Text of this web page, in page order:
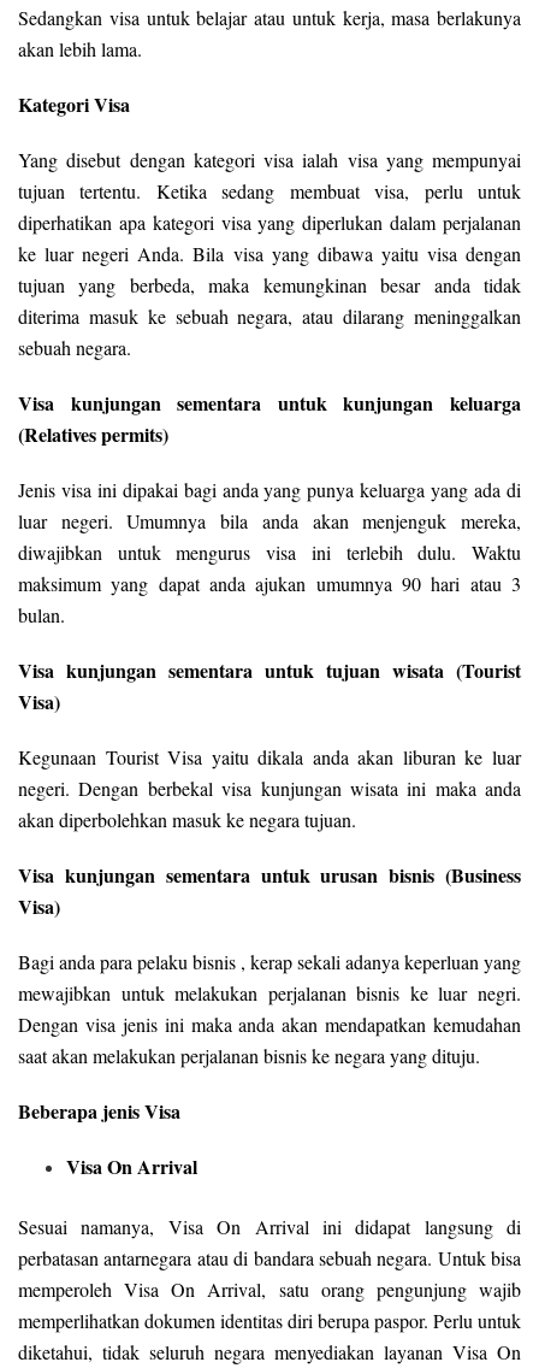
Sedangkan visa untuk belajar atau untuk kerja, masa berlakunya
akan lebih lama.
Kategori Visa
Yang disebut dengan kategori visa ialah visa yang mempunyai
tujuan tertentu. Ketika sedang membuat visa, perlu untuk
diperhatikan apa kategori visa yang diperlukan dalam perjalanan
ke luar negeri Anda. Bila visa yang dibawa yaitu visa dengan
tujuan yang berbeda, maka kemungkinan besar anda tidak
diterima masuk ke sebuah negara, atau dilarang meninggalkan
sebuah negara.
Visa kunjungan sementara untuk kunjungan keluarga
(Relatives permits)
Jenis visa ini dipakai bagi anda yang punya keluarga yang ada di
luar negeri. Umumnya bila anda akan menjenguk mereka,
diwajibkan untuk mengurus visa ini terlebih dulu. Waktu
maksimum yang dapat anda ajukan umumnya 90 hari atau 3
bulan.
Visa kunjungan sementara untuk tujuan wisata (Tourist
Visa)
Kegunaan Tourist Visa yaitu dikala anda akan liburan ke luar
negeri. Dengan berbekal visa kunjungan wisata ini maka anda
akan diperbolehkan masuk ke negara tujuan.
Visa kunjungan sementara untuk urusan bisnis (Business
Visa)
Bagi anda para pelaku bisnis , kerap sekali adanya keperluan yang
mewajibkan untuk melakukan perjalanan bisnis ke luar negri.
Dengan visa jenis ini maka anda akan mendapatkan kemudahan
saat akan melakukan perjalanan bisnis ke negara yang dituju.
Beberapa jenis Visa
Visa On Arrival
Sesuai namanya, Visa On Arrival ini didapat langsung di
perbatasan antarnegara atau di bandara sebuah negara. Untuk bisa
memperoleh Visa On Arrival, satu orang pengunjung wajib
memperlihatkan dokumen identitas diri berupa paspor. Perlu untuk
diketahui, tidak seluruh negara menyediakan layanan Visa On